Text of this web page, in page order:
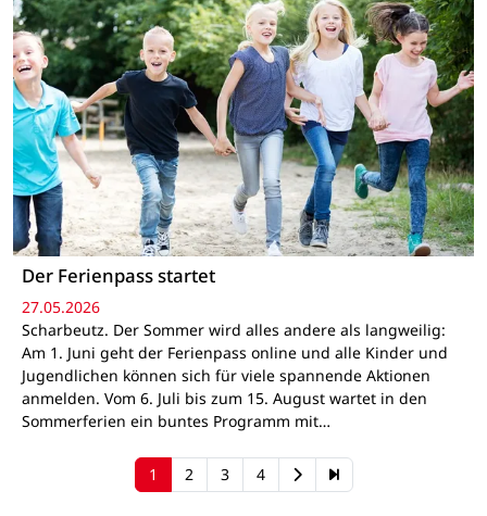
Der Ferienpass startet
27.05.2026
Scharbeutz. Der Sommer wird alles andere als langweilig:
Am 1. Juni geht der Ferienpass online und alle Kinder und
Jugendlichen können sich für viele spannende Aktionen
anmelden. Vom 6. Juli bis zum 15. August wartet in den
Sommerferien ein buntes Programm mit…
1 2 3 4